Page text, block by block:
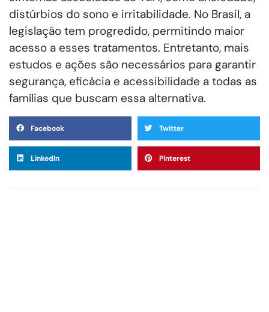
distúrbios do sono e irritabilidade. No Brasil, a
legislação tem progredido, permitindo maior
acesso a esses tratamentos. Entretanto, mais
estudos e ações são necessários para garantir
segurança, eficácia e acessibilidade a todas as
famílias que buscam essa alternativa.
Facebook Twitter
LinkedIn Pinterest